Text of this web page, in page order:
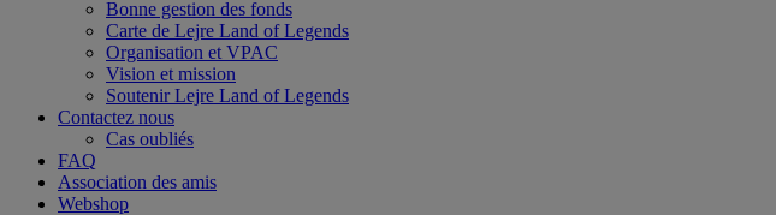
Bonne gestion des fonds
Carte de Lejre Land of Legends
Organisation et VPAC
Vision et mission
Soutenir Lejre Land of Legends
Contactez nous
Cas oubliés
FAQ
Association des amis
Webshop